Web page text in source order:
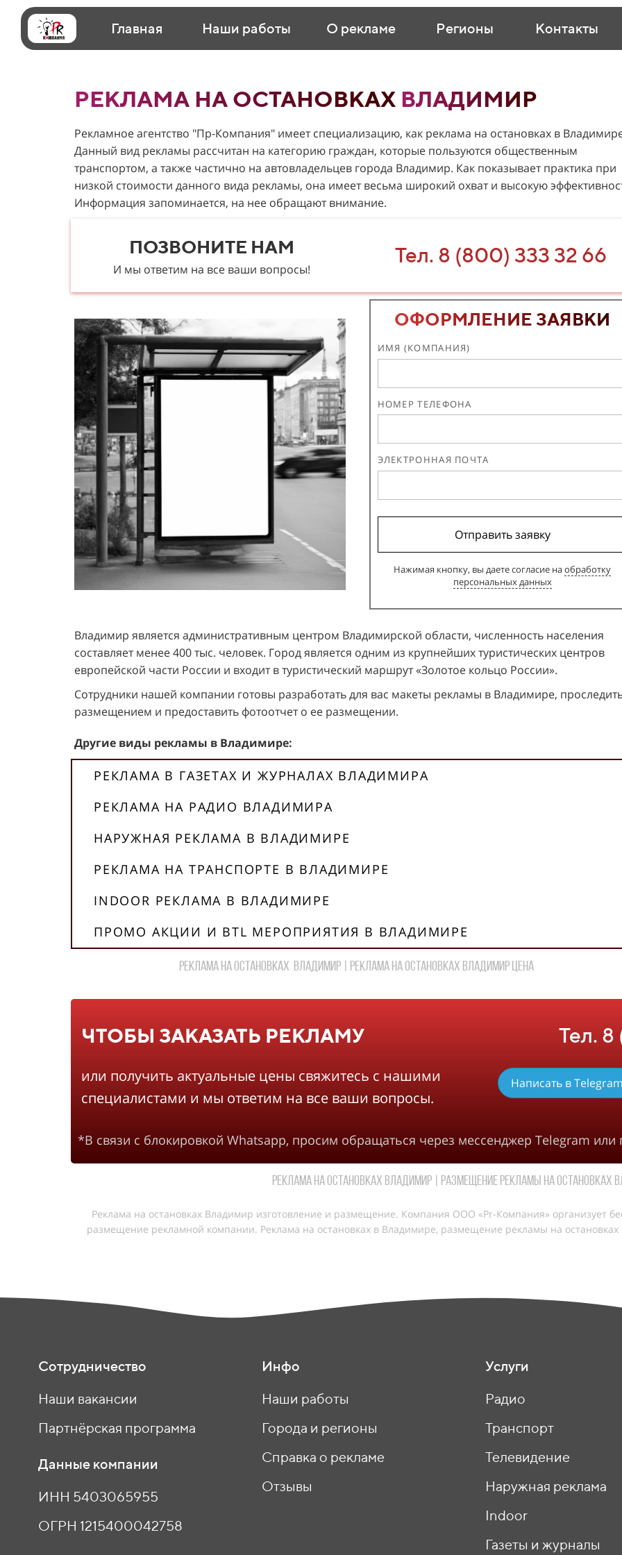
Главная Наши работы О рекламе Регионы Контакты
РЕКЛАМА НА ОСТАНОВКАХ ВЛАДИМИР
Рекламное агентство "Пр-Компания" имеет специализацию, как реклама на остановках в
Данный вид рекламы рассчитан на категорию граждан, которые пользуются общественным
транспортом, а также частично на автовладельцев города Владимир. Как показывает практика при
низкой стоимости данного вида рекламы, она имеет весьма широкий охват и высокую
Информация запоминается, на нее обращают внимание.
ПОЗВОНИТЕ НАМ
И мы ответим на все ваши вопросы!
Тел. 8 (800) 333 32 66
ОФОРМЛЕНИЕ ЗАЯВКИ
ИМЯ (КОМПАНИЯ)
НОМЕР ТЕЛЕФОНА
ЭЛЕКТРОННАЯ ПОЧТА
Отправить заявку
Нажимая кнопку, вы даете согласие наобработку
персональных данных
Владимир является административным центром Владимирской области, численность населения
составляет менее 400 тыс. человек. Город является одним из крупнейших туристических центров
европейской части России и входит в туристический маршрут «Золотое кольцо России».
Сотрудники нашей компании готовы разработать для вас макеты рекламы в Владимире,
размещением и предоставить фотоотчет о ее размещении.
Другие виды рекламы в Владимире:
РЕКЛАМА В ГАЗЕТАХ И ЖУРНАЛАХ ВЛАДИМИРА
РЕКЛАМА НА РАДИО ВЛАДИМИРА
НАРУЖНАЯ РЕКЛАМА В ВЛАДИМИРЕ
РЕКЛАМА НА ТРАНСПОРТЕ В ВЛАДИМИРЕ
INDOOR РЕКЛАМА В ВЛАДИМИРЕ
ПРОМО АКЦИИ И BTL МЕРОПРИЯТИЯ В ВЛАДИМИРЕ
реклама на остановках Владимир | реклама на остановках ВЛАДИМИР цена
ЧТОБЫ ЗАКАЗАТЬ РЕКЛАМУ
или получить актуальные цены свяжитесь с нашими
специалистами и мы ответим на все ваши вопросы.
Тел.
Написать в
*В связи с блокировкой Whatsapp, просим обращаться через мессенджер Telegram или
Реклама на остановках Владимир | Размещение рекламы на остановках
Реклама на остановках Владимир изготовление и размещение. Компания ООО «Pr-Компания» организует
размещение рекламной компании. Реклама на остановках в Владимире, размещение рекламы на
Сотрудничество
Наши вакансии
Партнёрская программа
Данные компании
ИНН 5403065955
ОГРН 1215400042758
Инфо
Наши работы
Города и регионы
Справка о рекламе
Отзывы
Услуги
Радио
Транспорт
Телевидение
Наружная реклама
Indoor
Газеты и журналы